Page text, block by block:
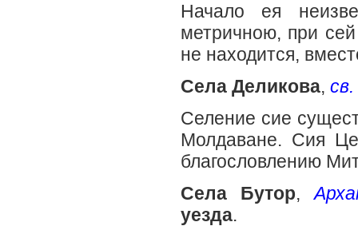
Начало ея
метричною, при
не находится,
Села Деликова,
Селение сие
Молдаване. Сия
благословлению
Села Бутор,
уезда.